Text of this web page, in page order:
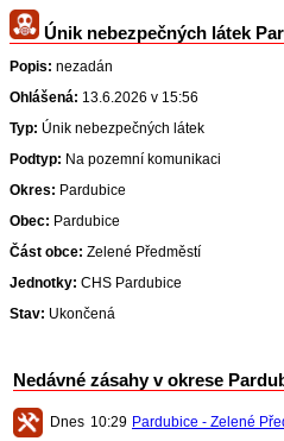
Únik nebezpečných látek
Popis: nezadán
Ohlášená: 13.6.2026 v 15:56
Typ: Únik nebezpečných látek
Podtyp: Na pozemní komunikaci
Okres: Pardubice
Obec: Pardubice
Část obce: Zelené Předměstí
Jednotky: CHS Pardubice
Stav: Ukončená
Nedávné zásahy v okrese
Dnes 10:29 Pardubice - Zelené